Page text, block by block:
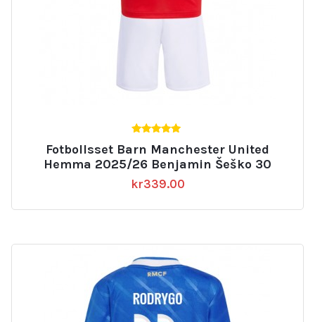
av 5
Fotbollsset Barn Manchester United
Hemma 2025/26 Benjamin Šeško 30
kr339.00